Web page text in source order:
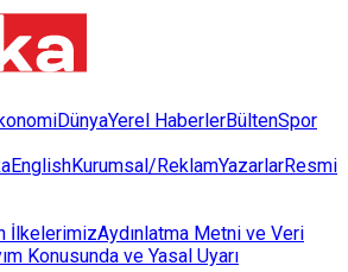
DünyaYerel HaberlerBültenSpor
Kurumsal/ReklamYazarlarResmi
İlkelerimizAydınlatma Metni ve Veri
Konusunda ve Yasal Uyarı